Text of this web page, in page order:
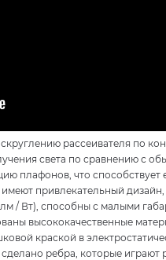
рассеивателя по
света по сравнению с
плафонов, что
привлекательный
/ Вт), способны с малыми
высококачественные
краской в
ребра, которые играют